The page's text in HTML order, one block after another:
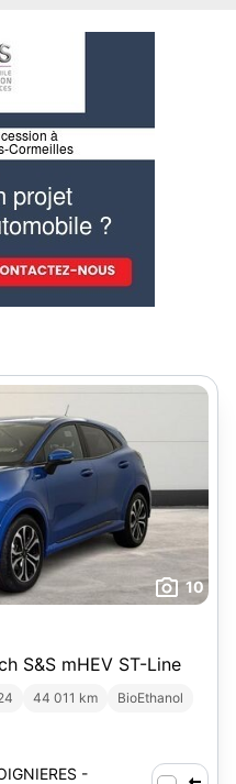
10
S&S mHEV ST-Line
44 011 km
BioEthanol
-